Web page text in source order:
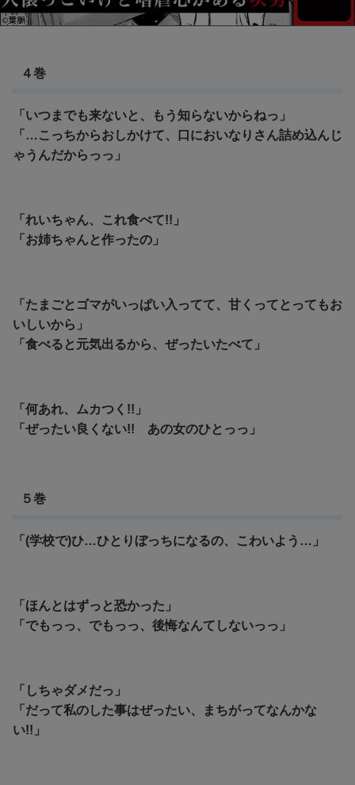
４巻
「いつまでも来ないと、もう知らないからねっ」
「…こっちからおしかけて、口においなりさん詰め込んじ
ゃうんだからっっ」
「れいちゃん、これ食べて!!」
「お姉ちゃんと作ったの」
「たまごとゴマがいっぱい入ってて、甘くってとってもお
いしいから」
「食べると元気出るから、ぜったいたべて」
「何あれ、ムカつく!!」
「ぜったい良くない!! あの女のひとっっ」
５巻
「(学校で)ひ…ひとりぼっちになるの、こわいよう…」
「ほんとはずっと恐かった」
「でもっっ、でもっっ、後悔なんてしないっっ」
「しちゃダメだっ」
「だって私のした事はぜったい、まちがってなんかな
い!!」